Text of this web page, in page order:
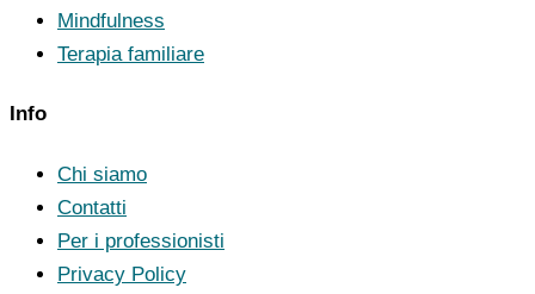
Mindfulness
Terapia familiare
Info
Chi siamo
Contatti
Per i professionisti
Privacy Policy